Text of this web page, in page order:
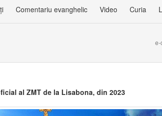
Comentariu evanghelic Video Curia
e-
al ZMT de la Lisabona, din 2023